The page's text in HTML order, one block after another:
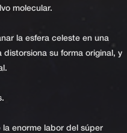
molecular.
la esfera celeste en una
su forma original, y
enorme labor del súper